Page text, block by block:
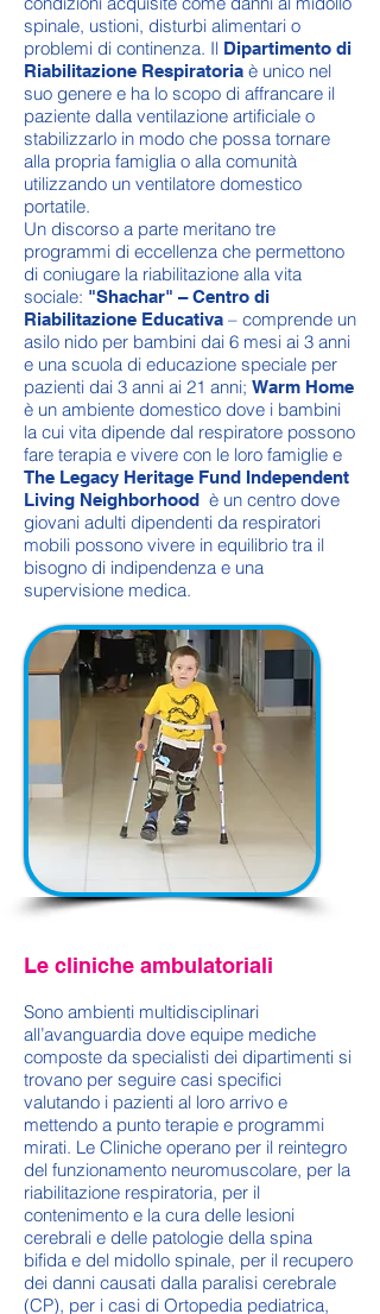
spinale, ustioni, disturbi alimentari o
problemi di continenza. Il Dipartimento di
Riabilitazione Respiratoria è unico nel
suo genere e ha lo scopo di affrancare il
paziente dalla ventilazione artificiale o
stabilizzarlo in modo che possa tornare
alla propria famiglia o alla comunità
utilizzando un ventilatore domestico
portatile.
Un discorso a parte meritano tre
programmi di eccellenza che permettono
di coniugare la riabilitazione alla vita
sociale: "Shachar" – Centro di
Riabilitazione Educativa – comprende un
asilo nido per bambini dai 6 mesi ai 3 anni
e una scuola di educazione speciale per
pazienti dai 3 anni ai 21 anni; Warm Home
è un ambiente domestico dove i bambini
la cui vita dipende dal respiratore possono
fare terapia e vivere con le loro famiglie e
The Legacy Heritage Fund Independent
Living Neighborhood è un centro dove
giovani adulti dipendenti da respiratori
mobili possono vivere in equilibrio tra il
bisogno di indipendenza e una
supervisione medica.
Le cliniche ambulatoriali
Sono ambienti multidisciplinari
all’avanguardia dove equipe mediche
composte da specialisti dei dipartimenti si
trovano per seguire casi specifici
valutando i pazienti al loro arrivo e
mettendo a punto terapie e programmi
mirati. Le Cliniche operano per il reintegro
del funzionamento neuromuscolare, per la
riabilitazione respiratoria, per il
contenimento e la cura delle lesioni
cerebrali e delle patologie della spina
bifida e del midollo spinale, per il recupero
dei danni causati dalla paralisi cerebrale
(CP), per i casi di Ortopedia pediatrica,